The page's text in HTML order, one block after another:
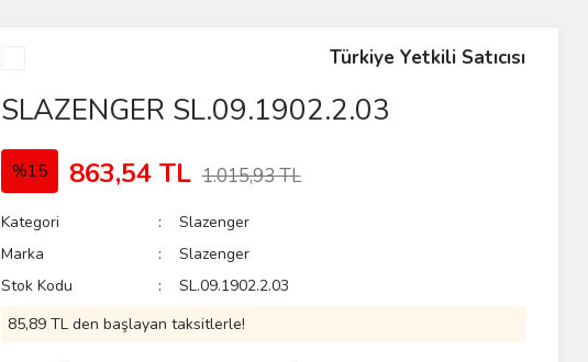
Türkiye Yetkili Satıcısı
SLAZENGER SL.09.1902.2.03
%15 863,54 TL 1.015,93 TL
Kategori
Slazenger
Marka
Slazenger
Stok Kodu
SL.09.1902.2.03
85,89 TL den başlayan taksitlerle!